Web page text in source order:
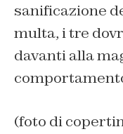
sanificazione
multa, i tre
davanti alla
(foto di